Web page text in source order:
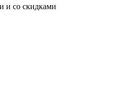
и со скидками